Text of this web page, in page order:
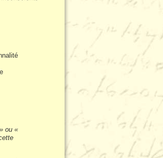
ou «